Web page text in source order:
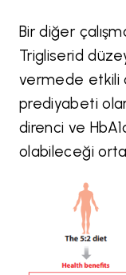
Bir diğer
Trigliserid
vermede etkili
prediyabeti
direnci ve
olabileceği